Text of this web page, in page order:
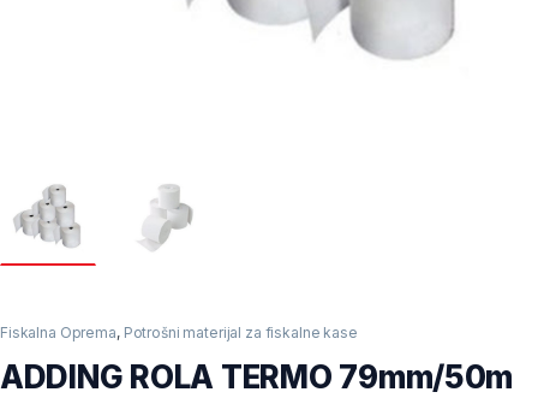
Fiskalna Oprema, Potrošni materijal za fiskalne kase
ADDING ROLA TERMO 79mm/50m